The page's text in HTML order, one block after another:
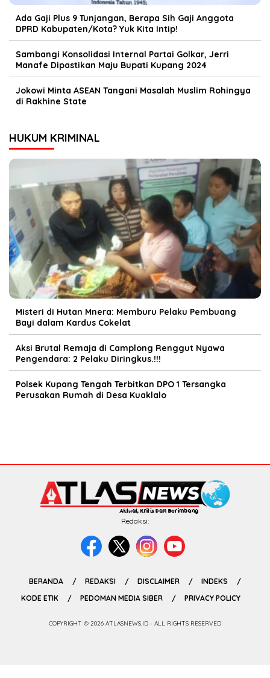
Ada Gaji Plus 9 Tunjangan, Berapa Sih Gaji Anggota
DPRD Kabupaten/Kota? Yuk Kita Intip!
Sambangi Konsolidasi Internal Partai Golkar, Jerri
Manafe Dipastikan Maju Bupati Kupang 2024
Jokowi Minta ASEAN Tangani Masalah Muslim Rohingya
di Rakhine State
HUKUM KRIMINAL
Misteri di Hutan Mnera: Memburu Pelaku Pembuang
Bayi dalam Kardus Cokelat
Aksi Brutal Remaja di Camplong Renggut Nyawa
Pengendara: 2 Pelaku Diringkus.!!!
Polsek Kupang Tengah Terbitkan DPO 1 Tersangka
Perusakan Rumah di Desa Kuaklalo
Redaksi:
BERANDA REDAKSI DISCLAIMER
INDEKS
KODE ETIK
PEDOMAN MEDIA SIBER PRIVACY POLICY
COPYRIGHT © 2026 ATLASNEWS.ID - ALL RIGHTS RESERVED